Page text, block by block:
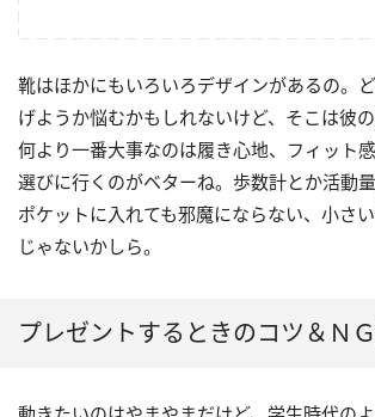
靴はほかにもいろいろデザインがあるの。
げようか悩むかもしれないけど、そこは彼の
何より一番大事なのは履き心地、フィット
選びに行くのがベターね。歩数計とか活動
ポケットに入れても邪魔にならない、小さ
じゃないかしら。
プレゼントするときのコツ＆Ｎ